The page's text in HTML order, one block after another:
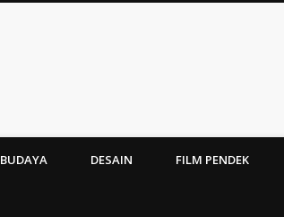
BUDAYA DESAIN FILM PENDEK